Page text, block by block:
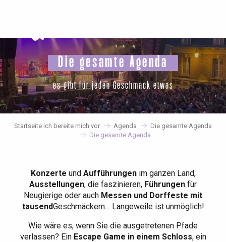
principal
Die gesamte Agenda
es gibt für jeden Geschmack etwas
Startseite Ich bereite mich vor Agenda
Die gesamte Agenda
Die gesamte Agenda
Konzerte und Aufführungenim ganzen Land,
Ausstellungen, die faszinieren, Führungen für
Neugierige oder auch Messen und Dorffeste mit
tausendGeschmäckern… Langeweile ist unmöglich!
Wie wäre es, wenn Sie die ausgetretenen Pfade
verlassen? EinEscape Game in einem Schloss, ein